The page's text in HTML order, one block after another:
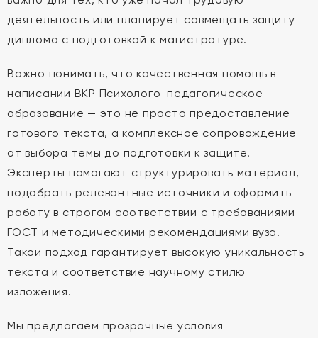
деятельность или планирует совмещать защиту
диплома с подготовкой к магистратуре.
Важно понимать, что качественная помощь в
написании ВКР Психолого-педагогическое
образование — это не просто предоставление
готового текста, а комплексное сопровождение
от выбора темы до подготовки к защите.
Эксперты помогают структурировать материал,
подобрать релевантные источники и оформить
работу в строгом соответствии с требованиями
ГОСТ и методическими рекомендациями вуза.
Такой подход гарантирует высокую уникальность
текста и соответствие научному стилю
изложения.
Мы предлагаем прозрачные условия